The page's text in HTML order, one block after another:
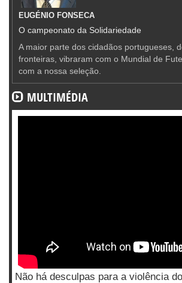
EUGÉNIO FONSECA
O campeonato da Solidariedade
A maior parte dos cidadãos portugueses,
fronteiras, vibraram com o Mundial de
com a nossa seleção.
MULTIMÉDIA
Não há desculpas para a violência